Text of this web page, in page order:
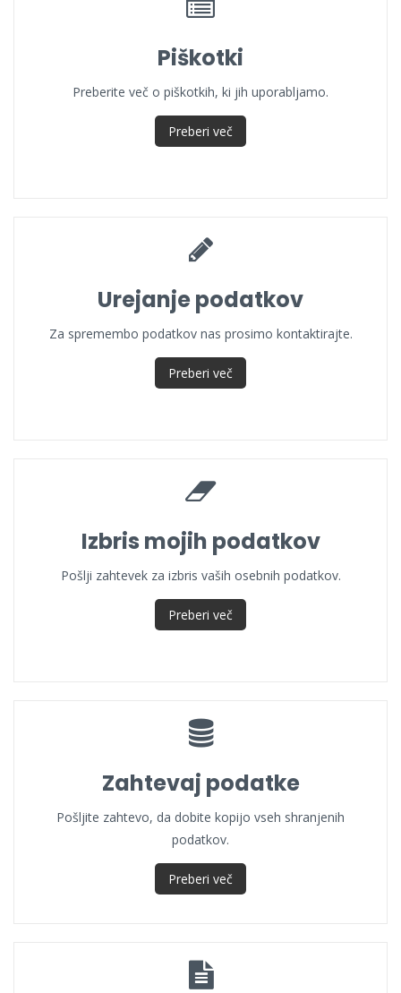
Piškotki
Preberite več o piškotkih, ki jih uporabljamo.
Preberi več
Urejanje podatkov
Za spremembo podatkov nas prosimo kontaktirajte.
Preberi več
Izbris mojih podatkov
Pošlji zahtevek za izbris vaših osebnih podatkov.
Preberi več
Zahtevaj podatke
Pošljite zahtevo, da dobite kopijo vseh shranjenih
podatkov.
Preberi več